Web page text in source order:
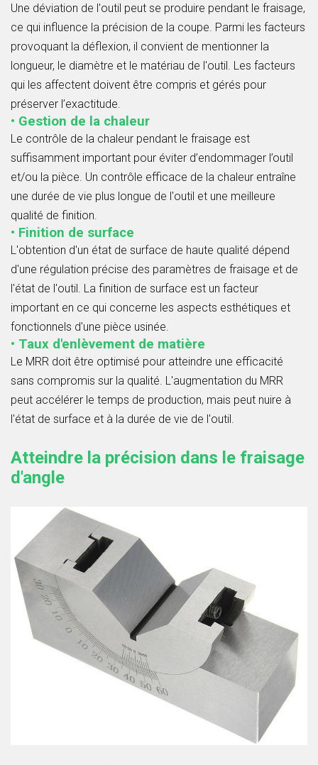
Une déviation de l'outil peut se produire pendant le fraisage,
ce qui influence la précision de la coupe. Parmi les facteurs
provoquant la déflexion, il convient de mentionner la
longueur, le diamètre et le matériau de l'outil. Les facteurs
qui les affectent doivent être compris et gérés pour
préserver l’exactitude.
• Gestion de la chaleur
Le contrôle de la chaleur pendant le fraisage est
suffisamment important pour éviter d’endommager l’outil
et/ou la pièce. Un contrôle efficace de la chaleur entraîne
une durée de vie plus longue de l'outil et une meilleure
qualité de finition.
• Finition de surface
L'obtention d'un état de surface de haute qualité dépend
d'une régulation précise des paramètres de fraisage et de
l'état de l'outil. La finition de surface est un facteur
important en ce qui concerne les aspects esthétiques et
fonctionnels d'une pièce usinée.
• Taux d'enlèvement de matière
Le MRR doit être optimisé pour atteindre une efficacité
sans compromis sur la qualité. L'augmentation du MRR
peut accélérer le temps de production, mais peut nuire à
l'état de surface et à la durée de vie de l'outil.
Atteindre la précision dans le fraisage
d'angle